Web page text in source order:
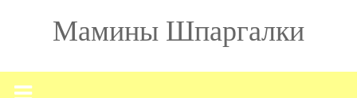
Мамины Шпаргалки